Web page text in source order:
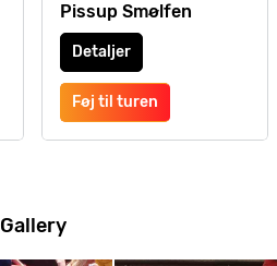
Pissup Smølfen
Detaljer
Føj til turen
Gallery